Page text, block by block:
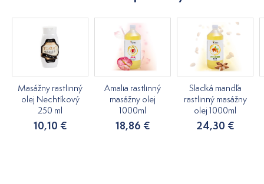
Masážny rastlinný
olej Nechtíkový
250 ml
10,10 €
Amalia rastlinný
masážny olej
1000ml
18,86 €
Sladká mandľa
rastlinný masážny
olej 1000ml
24,30 €